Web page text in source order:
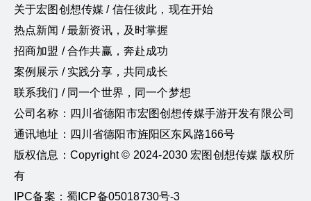
关于宏图创想传媒 / 信任彼此，现在开始
热点新闻 / 最新资讯，及时掌握
招商加盟 / 合作共赢，奔赴成功
案例展示 / 实践分享，共同成长
联系我们 / 同一个世界，同一个梦想
公司名称：四川省德阳市宏图创想传媒手游开发有限公司
通讯地址：四川省德阳市旌阳区东风路166号
版权信息：Copyright © 2024-2030 宏图创想传媒 版权所
有
IPC备案：蜀ICP备05018730号-3